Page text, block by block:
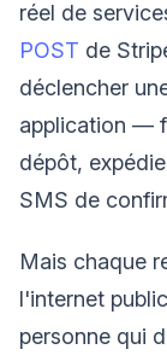
réel de
POST de
déclencher
application —
dépôt,
SMS de
Mais chaque
l'internet
personne qui